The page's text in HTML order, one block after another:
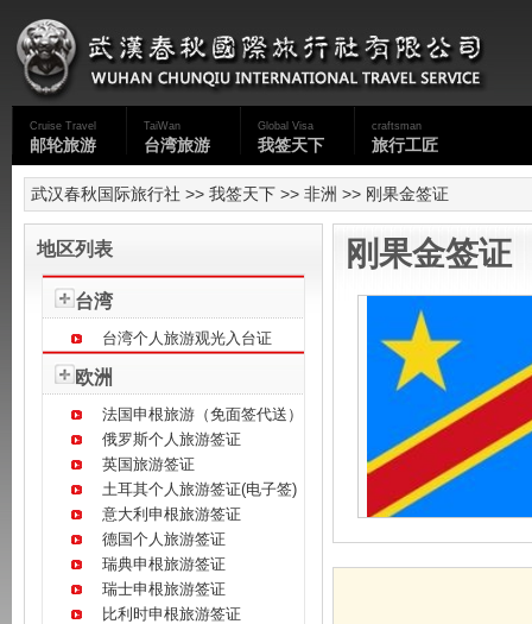
Cruise Travel
邮轮旅游
TaiWan
台湾旅游
Global Visa
我签天下
craftsman
旅行工匠
武汉春秋国际旅行社 >> 我签天下 >> 非洲 >> 刚果金签证
地区列表
台湾
台湾个人旅游观光入台证
欧洲
法国申根旅游（免面签代送）
俄罗斯个人旅游签证
英国旅游签证
土耳其个人旅游签证(电子签)
意大利申根旅游签证
德国个人旅游签证
瑞典申根旅游签证
瑞士申根旅游签证
比利时申根旅游签证
刚果金签证